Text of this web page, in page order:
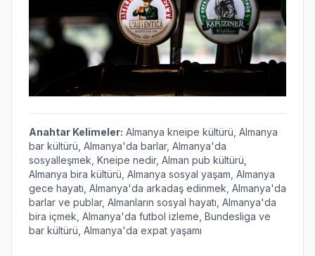
Anahtar Kelimeler: Almanya kneipe kültürü, Almanya
bar kültürü, Almanya'da barlar, Almanya'da
sosyalleşmek, Kneipe nedir, Alman pub kültürü,
Almanya bira kültürü, Almanya sosyal yaşam, Almanya
gece hayatı, Almanya'da arkadaş edinmek, Almanya'da
barlar ve publar, Almanların sosyal hayatı, Almanya'da
bira içmek, Almanya'da futbol izleme, Bundesliga ve
bar kültürü, Almanya'da expat yaşamı